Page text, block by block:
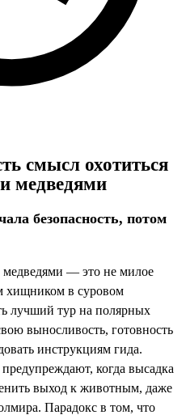
смысл охотиться
медведями
безопасность, потом
— это не милое
хищником в суровом
лучший тур на полярных
выносливость, готовность
инструкциям гида.
когда высадка
выход к животным, даже
Парадокс в том, что